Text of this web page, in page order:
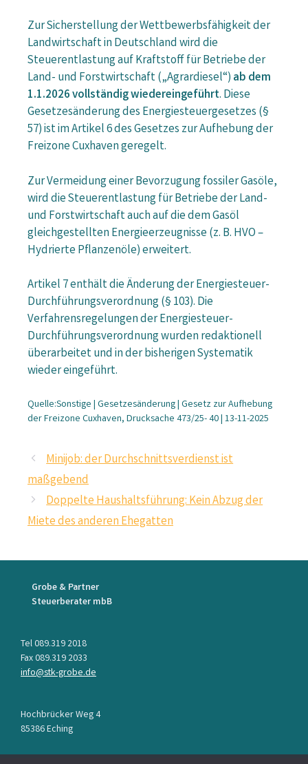
Zur Sicherstellung der Wettbewerbsfähigkeit der
Landwirtschaft in Deutschland wird die
Steuerentlastung auf Kraftstoff für Betriebe der
Land- und Forstwirtschaft („Agrardiesel“) ab dem
1.1.2026 vollständig wiedereingeführt. Diese
Gesetzesänderung des Energiesteuergesetzes (§
57) ist im Artikel 6 des Gesetzes zur Aufhebung der
Freizone Cuxhaven geregelt.
Zur Vermeidung einer Bevorzugung fossiler Gasöle,
wird die Steuerentlastung für Betriebe der Land-
und Forstwirtschaft auch auf die dem Gasöl
gleichgestellten Energieerzeugnisse (z. B. HVO –
Hydrierte Pflanzenöle) erweitert.
Artikel 7 enthält die Änderung der Energiesteuer-
Durchführungsverordnung (§ 103). Die
Verfahrensregelungen der Energiesteuer-
Durchführungsverordnung wurden redaktionell
überarbeitet und in der bisherigen Systematik
wieder eingeführt.
Quelle:Sonstige | Gesetzesänderung | Gesetz zur Aufhebung
der Freizone Cuxhaven, Drucksache 473/25- 40 | 13-11-2025
Minijob: der Durchschnittsverdienst ist
maßgebend
Doppelte Haushaltsführung: Kein Abzug der
Miete des anderen Ehegatten
Grobe & Partner
Steuerberater mbB
Tel 089.319 2018
Fax 089.319 2033
info@stk-grobe.de
Hochbrücker Weg 4
85386 Eching